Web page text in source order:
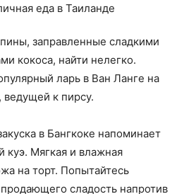
заправленные сладкими
кокоса, найти нелегко.
ларь в Ван Ланге на
к пирсу.
в Бангкоке напоминает
куэ. Мягкая и влажная
на торт. Попытайтесь
сладость напротив